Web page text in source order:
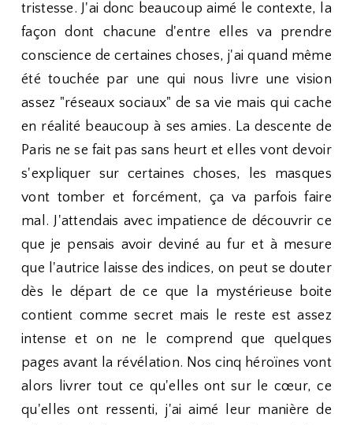
tristesse. J'ai donc beaucoup aimé le contexte, la
façon dont chacune d'entre elles va prendre
conscience de certaines choses, j'ai quand même
été touchée par une qui nous livre une vision
assez "réseaux sociaux" de sa vie mais qui cache
en réalité beaucoup à ses amies. La descente de
Paris ne se fait pas sans heurt et elles vont devoir
s'expliquer sur certaines choses, les masques
vont tomber et forcément, ça va parfois faire
mal. J'attendais avec impatience de découvrir ce
que je pensais avoir deviné au fur et à mesure
que l'autrice laisse des indices, on peut se douter
dès le départ de ce que la mystérieuse boite
contient comme secret mais le reste est assez
intense et on ne le comprend que quelques
pages avant la révélation. Nos cinq héroïnes vont
alors livrer tout ce qu'elles ont sur le cœur, ce
qu'elles ont ressenti, j'ai aimé leur manière de